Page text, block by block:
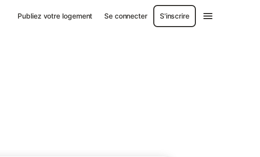
Publiez votre logement Se connecter S'inscrire